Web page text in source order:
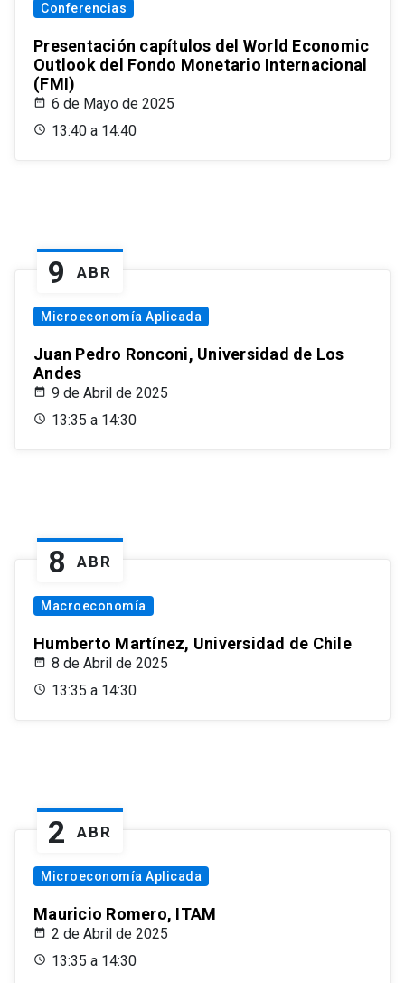
Conferencias
Presentación capítulos del World Economic
Outlook del Fondo Monetario Internacional
(FMI)
6 de Mayo de 2025
13:40 a 14:40
9 ABR
Microeconomía Aplicada
Juan Pedro Ronconi, Universidad de Los
Andes
9 de Abril de 2025
13:35 a 14:30
8 ABR
Macroeconomía
Humberto Martínez, Universidad de Chile
8 de Abril de 2025
13:35 a 14:30
2 ABR
Microeconomía Aplicada
Mauricio Romero, ITAM
2 de Abril de 2025
13:35 a 14:30